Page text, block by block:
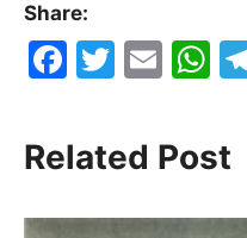
Share:
F
c
e
b
T
itt
er
E
ai
l
W
at
s
A
Related Post